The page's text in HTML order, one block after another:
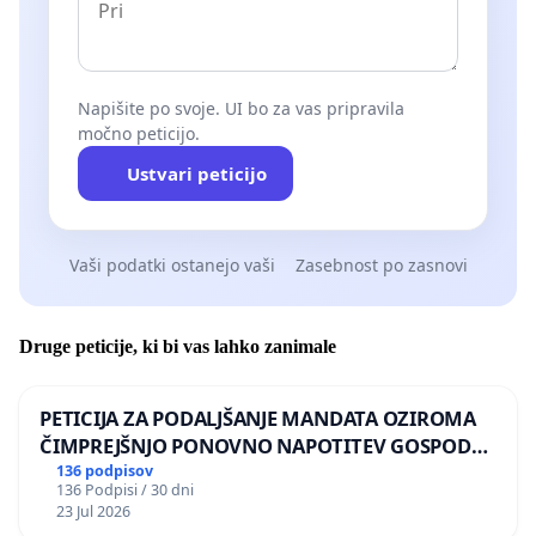
Napišite po svoje. UI bo za vas pripravila
močno peticijo.
Ustvari peticijo
Vaši podatki ostanejo vaši Zasebnost po zasnovi
Druge peticije, ki bi vas lahko zanimale
PETICIJA ZA PODALJŠANJE MANDATA OZIROMA
ČIMPREJŠNJO PONOVNO NAPOTITEV GOSPODA
BERNARDA ŠRAJNERJA NA VELEPOSLANIŠTVO
REPUBLIKE SLOVENIJE V MOSKVI
136 podpisov
136 Podpisi / 30 dni
23 Jul 2026